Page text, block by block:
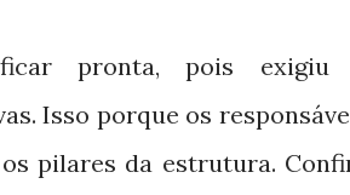
pronta, pois exigiu
Isso porque os
pilares da estrutura.